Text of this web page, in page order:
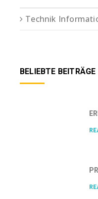
Technik
BELIEBTE BEITRÄGE